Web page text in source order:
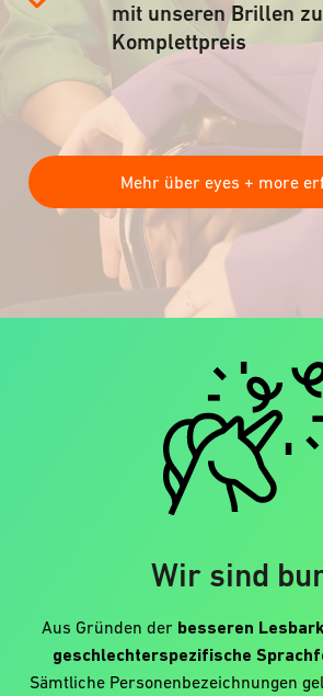
mit unseren Brillen
Komplettpreis
Mehr über eyes + more
Wir sind
Aus Gründen der besseren
geschlechterspezifische
Sämtliche Personenbezeichnungen